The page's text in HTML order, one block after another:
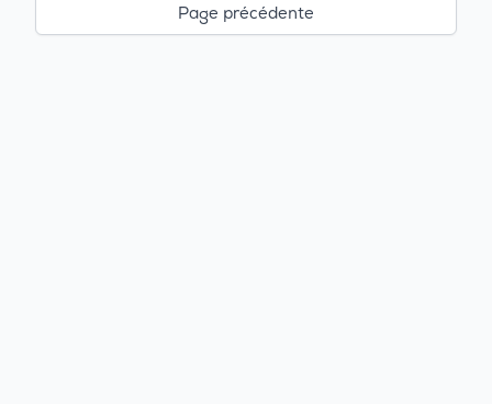
Page précédente